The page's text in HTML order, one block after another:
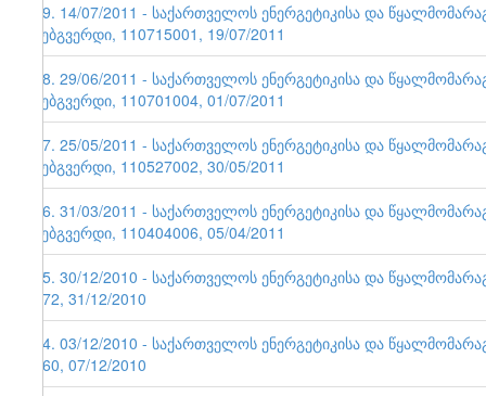
49. 14/07/2011 - საქართველოს ენერგეტიკისა და
ვებგვერდი, 110715001, 19/07/2011
48. 29/06/2011 - საქართველოს ენერგეტიკისა და
ვებგვერდი, 110701004, 01/07/2011
47. 25/05/2011 - საქართველოს ენერგეტიკისა და
ვებგვერდი, 110527002, 30/05/2011
46. 31/03/2011 - საქართველოს ენერგეტიკისა და
ვებგვერდი, 110404006, 05/04/2011
45. 30/12/2010 - საქართველოს ენერგეტიკისა და
172, 31/12/2010
44. 03/12/2010 - საქართველოს ენერგეტიკისა და
160, 07/12/2010